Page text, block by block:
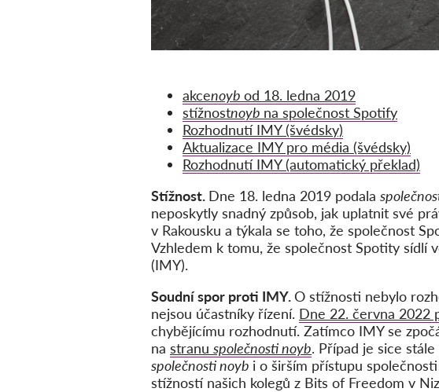
akcenoyb od 18. ledna 2019
stížnostnoyb na společnost Spotify
Rozhodnutí IMY (švédsky)
Aktualizace IMY pro média (švédsky)
Rozhodnutí IMY (automatický překlad)
Stížnost. Dne 18. ledna 2019 podala
neposkytly snadný způsob, jak uplatnit své
v Rakousku a týkala se toho, že společnost
Vzhledem k tomu, že společnost Spotity sídlí
(IMY).
Soudní spor proti IMY.O stížnosti nebylo
nejsou účastníky řízení. Dne 22. června 2022
chybějícímu rozhodnutí. Zatímco IMY se
na stranu společnosti noyb. Případ je sice
společnosti noyb i o širším přístupu
stížností našich kolegů z Bits of Freedom v